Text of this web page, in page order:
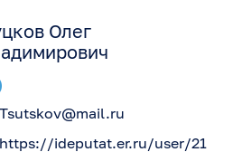
Олег
Tsutskov@mail.ru
https://ideputat.er.ru/user/21